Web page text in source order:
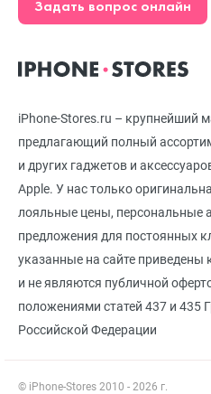
iPhone-Stores.ru – крупнейший
предлагающий полный
и других гаджетов и
Apple. У нас только
лояльные цены, персональные
предложения для постоянных
указанные на сайте
и не являются публичной
положениями статей 437 и 435
Российской Федерации
© iPhone-Stores 2010 - 2026 г.
Задать вопрос онлайн